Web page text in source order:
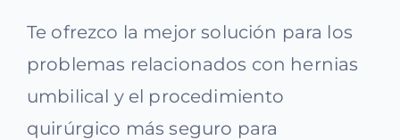
Te ofrezco la mejor solución para los
problemas relacionados con hernias
umbilical y el procedimiento
quirúrgico más seguro para